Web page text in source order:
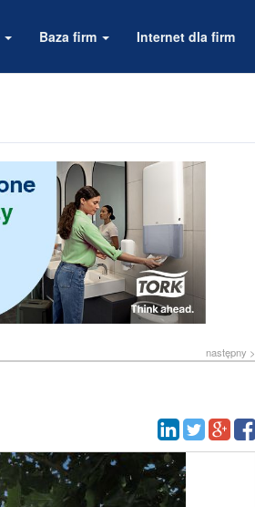
Baza firm Internet dla firm
następny >